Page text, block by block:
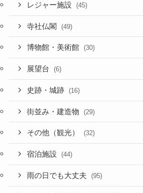
レジャー施設 (45)
寺社仏閣 (49)
博物館・美術館 (30)
展望台 (6)
史跡・城跡 (16)
街並み・建造物 (29)
その他（観光） (32)
宿泊施設 (44)
雨の日でも大丈夫 (95)